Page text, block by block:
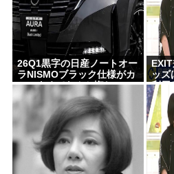
26Q1黒字の日産ノートオー
ラNISMOブラック仕様がカ
ッコよくてなんか悔しい
ッズ
利用
い大